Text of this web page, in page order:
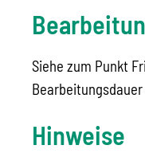
Siehe zum Punkt
Hinweise